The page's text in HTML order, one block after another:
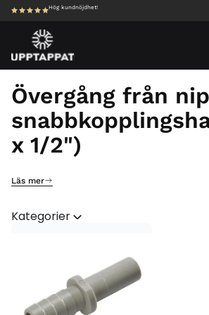
Hög kundnöjdhet!
Övergång från
x 1/2")
Läs mer
Kategorier